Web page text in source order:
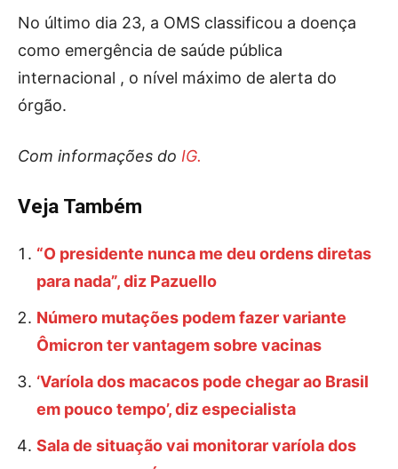
No último dia 23, a OMS classificou a doença
como emergência de saúde pública
internacional , o nível máximo de alerta do
órgão.
Com informações do IG.
Veja Também
“O presidente nunca me deu ordens diretas
para nada”, diz Pazuello
Número mutações podem fazer variante
Ômicron ter vantagem sobre vacinas
‘Varíola dos macacos pode chegar ao Brasil
em pouco tempo’, diz especialista
Sala de situação vai monitorar varíola dos